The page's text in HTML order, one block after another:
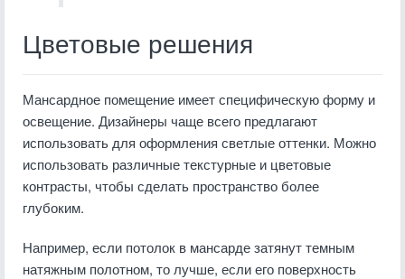
Цветовые решения
Мансардное помещение имеет специфическую форму и
освещение. Дизайнеры чаще всего предлагают
использовать для оформления светлые оттенки. Можно
использовать различные текстурные и цветовые
контрасты, чтобы сделать пространство более
глубоким.
Например, если потолок в мансарде затянут темным
натяжным полотном, то лучше, если его поверхность